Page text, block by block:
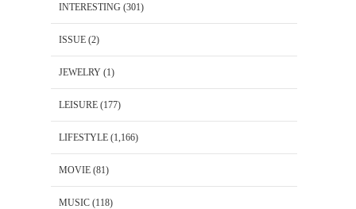
INTERESTING (301)
ISSUE (2)
JEWELRY (1)
LEISURE (177)
LIFESTYLE (1,166)
MOVIE (81)
MUSIC (118)